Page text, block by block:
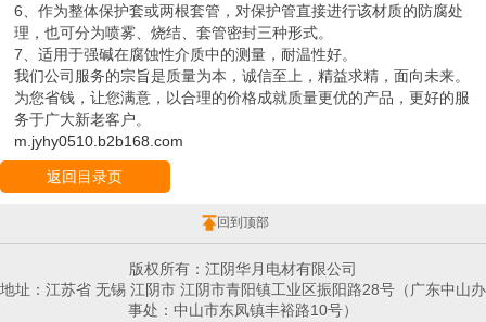
6、作为整体保护套或两根套管，对保护管直接进行该材质的防腐处
理，也可分为喷雾、烧结、套管密封三种形式。
7、适用于强碱在腐蚀性介质中的测量，耐温性好。
我们公司服务的宗旨是质量为本，诚信至上，精益求精，面向未来。
为您省钱，让您满意，以合理的价格成就质量更优的产品，更好的服
务于广大新老客户。
m.jyhy0510.b2b168.com
返回目录页
回到顶部
版权所有：江阴华月电材有限公司
地址：江苏省 无锡 江阴市 江阴市青阳镇工业区振阳路28号（广东中山办
事处：中山市东凤镇丰裕路10号）